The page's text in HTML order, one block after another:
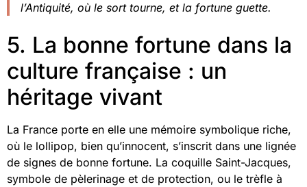
l’Antiquité, où le sort tourne, et la fortune guette.
5. La bonne fortune dans la
culture française : un
héritage vivant
La France porte en elle une mémoire symbolique riche,
où le lollipop, bien qu’innocent, s’inscrit dans une lignée
de signes de bonne fortune. La coquille Saint-Jacques,
symbole de pèlerinage et de protection, ou le trèfle à